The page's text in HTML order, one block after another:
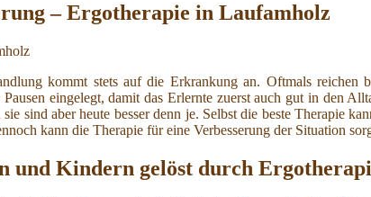
– Ergotherapie in Laufamholz
kommt stets auf die Erkrankung an. Oftmals
eingelegt, damit das Erlernte zuerst auch gut in den
sind aber heute besser denn je. Selbst die beste Therapie
kann die Therapie für eine Verbesserung der Situation
und Kindern gelöst durch